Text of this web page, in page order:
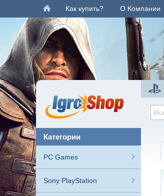
Как купить? О Компании
категории
PC Games
Sony PlayStation